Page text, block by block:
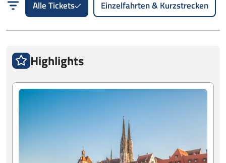
Alle Tickets Einzelfahrten & Kurzstrecken
Highlights